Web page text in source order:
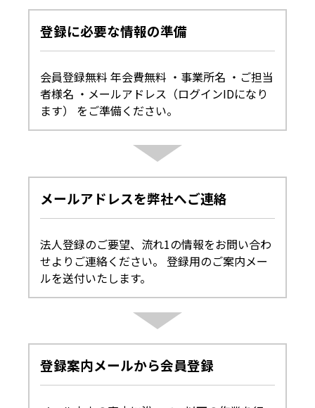
登録に必要な情報の準備
会員登録無料 年会費無料 ・事業所名 ・ご担当
者様名 ・メールアドレス（ログインIDになり
ます） をご準備ください。
メールアドレスを弊社へご連絡
法人登録のご要望、流れ1の情報をお問い合わ
せよりご連絡ください。 登録用のご案内メー
ルを送付いたします。
登録案内メールから会員登録